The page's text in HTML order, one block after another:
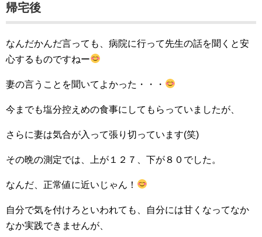
帰宅後
なんだかんだ言っても、病院に行って先生の話を聞くと安
心するものですねー
妻の言うことを聞いてよかった・・・
今までも塩分控えめの食事にしてもらっていましたが、
さらに妻は気合が入って張り切っています(笑)
その晩の測定では、上が１２７、下が８０でした。
なんだ、正常値に近いじゃん！
自分で気を付けろといわれても、自分には甘くなってなか
なか実践できませんが、